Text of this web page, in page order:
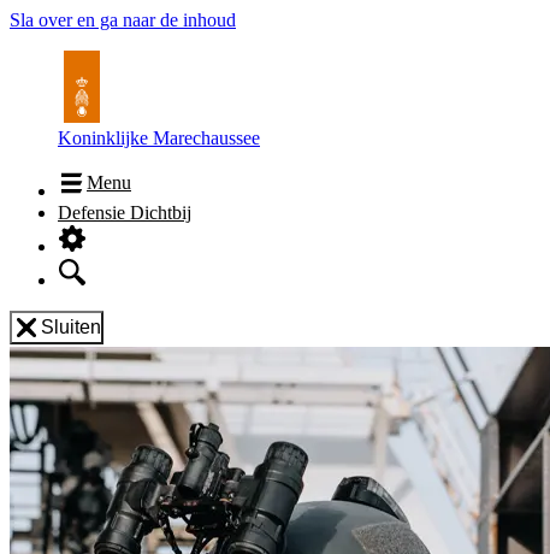
Sla over en ga naar de inhoud
Koninklijke Marechaussee
Menu
Defensie Dichtbij
Sluiten